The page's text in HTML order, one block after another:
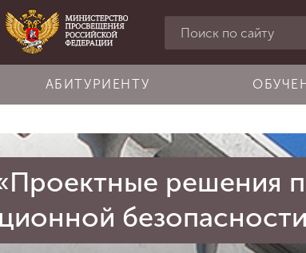
АБИТУРИЕНТУ
решения